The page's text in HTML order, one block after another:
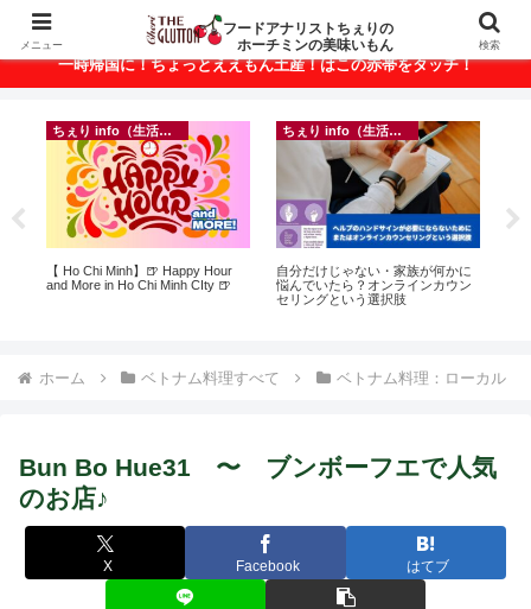
ベトナム・ホーチミンの美味いもんが満載！
一時帰国に！ちょっとええもん土産！はこの赤帯をタッチ！
ちぇり info（生活情報）
【 Ho Chi Minh】🍺 Happy Hour
and More in Ho Chi Minh CIty 🍺
ちぇり info（生活情報）
自分だけじゃない・家族が何かに
悩んでいたら？オンラインカウン
セリングという選択肢
ホーム ベトナム料理すべて ベトナム料理：ローカル
Bun Bo Hue31 〜 ブンボーフエで人気
のお店♪
X Facebook はてブ
メニュー
フードアナリストちぇりの
ホーチミンの美味いもん
検索